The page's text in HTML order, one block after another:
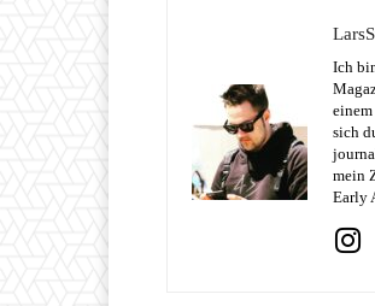
Ich
sich
mein
Early